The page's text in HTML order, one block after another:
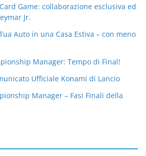
Game: collaborazione esclusiva ed
Jr.
Auto in una Casa Estiva – con meno
Manager: Tempo di Final!
Ufficiale Konami di Lancio
Manager – Fasi Finali della